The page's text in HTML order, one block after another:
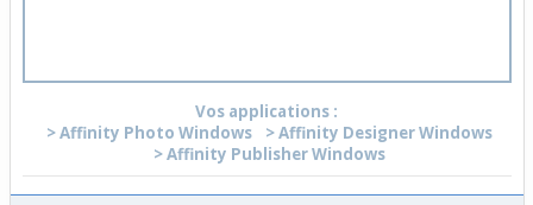
Vos applications :
> Affinity Photo Windows
> Affinity Designer Windows
> Affinity Publisher Windows